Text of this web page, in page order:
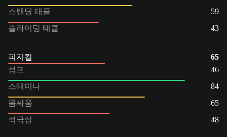
스탠딩 태클
59
슬라이딩 태클
43
피지컬
65
점프
46
스태미나
84
몸싸움
65
적극성
48